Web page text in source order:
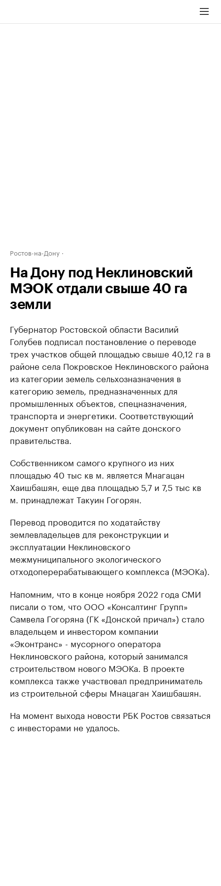
Ростов-на-Дону
На Дону под Неклиновский
МЭОК отдали свыше 40 га
земли
Губернатор Ростовской области Василий
Голубев подписал постановление о переводе
трех участков общей площадью свыше 40,12 га в
районе села Покровское Неклиновского района
из категории земель сельхозназначения в
категорию земель, предназначенных для
промышленных объектов, спецназначения,
транспорта и энергетики. Соответствующий
документ опубликован на сайте донского
правительства.
Собственником самого крупного из них
площадью 40 тыс кв м. является Мнагацан
Хаишбашян, еще два площадью 5,7 и 7,5 тыс кв
м. принадлежат Такуин Гогорян.
Перевод проводится по ходатайству
землевладельцев для реконструкции и
эксплуатации Неклиновского
межмуниципального экологического
отходоперерабатывающего комплекса (МЭОКа).
Напомним, что в конце ноября 2022 года СМИ
писали о том, что ООО «Консалтинг Групп»
Самвела Гогоряна (ГК «Донской причал») стало
владельцем и инвестором компании
«Эконтранс» - мусорного оператора
Неклиновского района, который занимался
строительством нового МЭОКа. В проекте
комплекса также участвовал предприниматель
из строительной сферы Мнацаган Хаишбашян.
На момент выхода новости РБК Ростов связаться
с инвесторами не удалось.